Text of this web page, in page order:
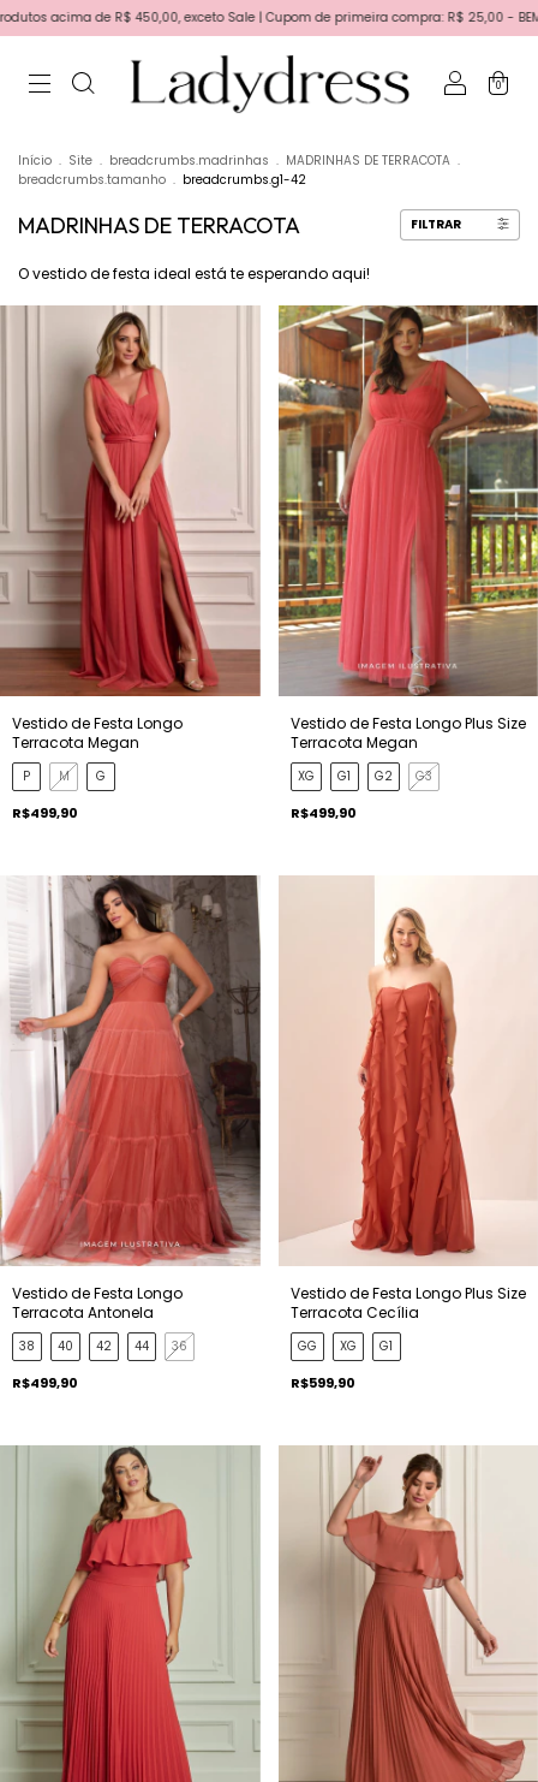
exceto Sale | Cupom de primeira compra: R$ 25,00 - BEMVINDA | Primeira
0
Início . Site . breadcrumbs.madrinhas . MADRINHAS DE TERRACOTA .
breadcrumbs.tamanho . breadcrumbs.g1-42
MADRINHAS DE TERRACOTA FILTRAR
O vestido de festa ideal está te esperando aqui!
Vestido de Festa Longo
Terracota Megan
P M G
R$499,90
Vestido de Festa Longo Plus Size
Terracota Megan
XG G1 G2 G3
R$499,90
Vestido de Festa Longo
Terracota Antonela
38 40 42 44 36
R$499,90
Vestido de Festa Longo Plus Size
Terracota Cecília
GG XG G1
R$599,90